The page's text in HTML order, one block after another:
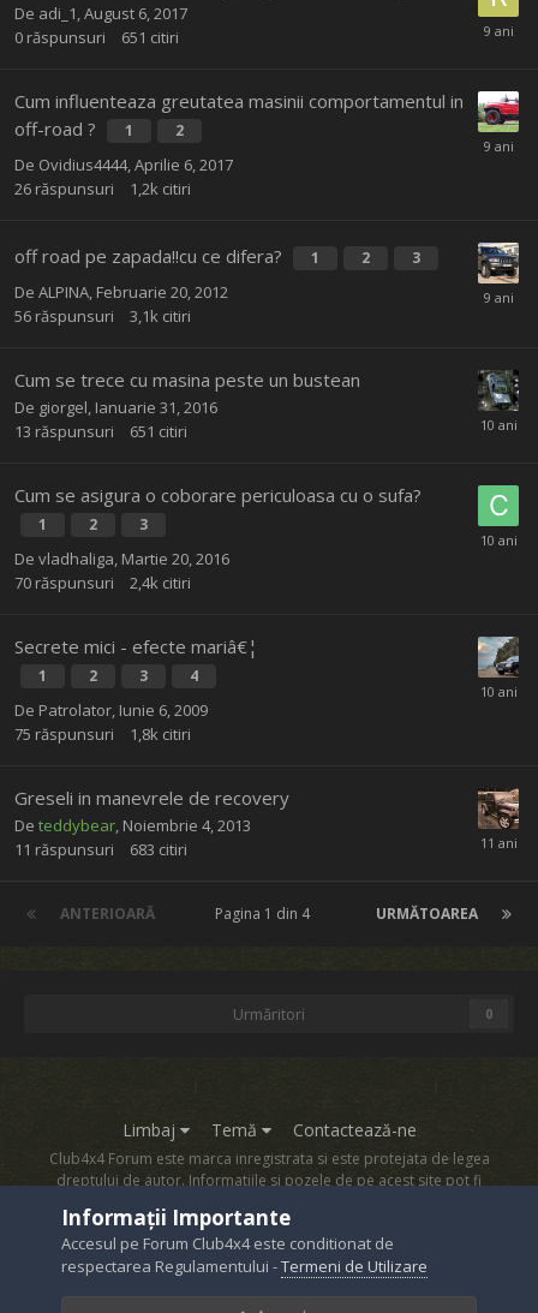
De adi_1,August 6, 2017
0 răspunsuri 651 citiri
Cum influenteaza greutatea masinii comportamentul in
off-road ?
1 2
De Ovidius4444,Aprilie 6, 2017
26 răspunsuri 1,2k citiri
off road pe zapada!!cu ce difera? 1 2 3
De ALPINA, Februarie 20, 2012
56 răspunsuri 3,1k citiri
Cum se trece cu masina peste un bustean
De giorgel, Ianuarie 31, 2016
13 răspunsuri 651 citiri
Cum se asigura o coborare periculoasa cu o sufa?
1 2 3
De vladhaliga, Martie 20, 2016
70 răspunsuri 2,4k citiri
Secrete mici - efecte mariâ€¦
1 2 3 4
De Patrolator, Iunie 6, 2009
75 răspunsuri 1,8k citiri
Greseli in manevrele de recovery
De teddybear, Noiembrie 4, 2013
11 răspunsuri 683 citiri
ANTERIOARĂ URMĂTOAREA
Pagina 1 din 4
Urmăritori 0
Limbaj Temă Contactează-ne
Club4x4 Forum este marca inregistrata si este protejata de legea
dreptului de autor. Informatiile si pozele de pe acest site pot fi
Powered by Invision Community
Informații Importante
Accesul pe Forum Club4x4 este conditionat de
respectarea Regulamentului -Termeni de Utilizare